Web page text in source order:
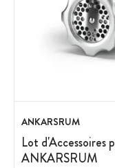
ANKARSRUM
Lot d'Accessoires
ANKARSRUM